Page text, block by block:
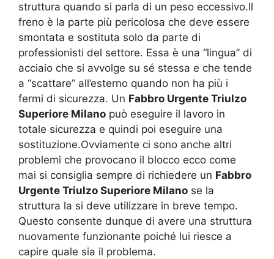
struttura quando si parla di un peso eccessivo.Il
freno è la parte più pericolosa che deve essere
smontata e sostituta solo da parte di
professionisti del settore. Essa è una “lingua” di
acciaio che si avvolge su sé stessa e che tende
a “scattare” all’esterno quando non ha più i
fermi di sicurezza. Un Fabbro Urgente Triulzo
Superiore Milano può eseguire il lavoro in
totale sicurezza e quindi poi eseguire una
sostituzione.Ovviamente ci sono anche altri
problemi che provocano il blocco ecco come
mai si consiglia sempre di richiedere un Fabbro
Urgente Triulzo Superiore Milano se la
struttura la si deve utilizzare in breve tempo.
Questo consente dunque di avere una struttura
nuovamente funzionante poiché lui riesce a
capire quale sia il problema.